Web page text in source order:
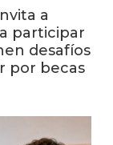
los
a
participar
desafíos
por becas